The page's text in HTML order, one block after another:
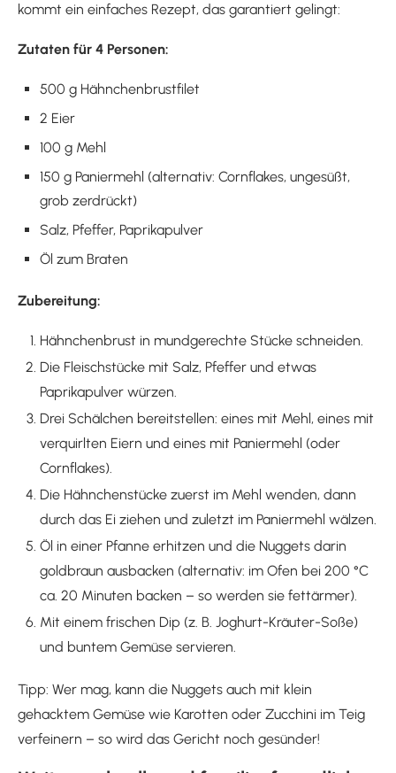
kommt ein einfaches Rezept, das garantiert gelingt:
Zutaten für 4 Personen:
500 g Hähnchenbrustfilet
2 Eier
100 g Mehl
150 g Paniermehl (alternativ: Cornflakes, ungesüßt,
grob zerdrückt)
Salz, Pfeffer, Paprikapulver
Öl zum Braten
Zubereitung:
Hähnchenbrust in mundgerechte Stücke schneiden.
Die Fleischstücke mit Salz, Pfeffer und etwas
Paprikapulver würzen.
Drei Schälchen bereitstellen: eines mit Mehl, eines mit
verquirlten Eiern und eines mit Paniermehl (oder
Cornflakes).
Die Hähnchenstücke zuerst im Mehl wenden, dann
durch das Ei ziehen und zuletzt im Paniermehl wälzen.
Öl in einer Pfanne erhitzen und die Nuggets darin
goldbraun ausbacken (alternativ: im Ofen bei 200 °C
ca. 20 Minuten backen – so werden sie fettärmer).
Mit einem frischen Dip (z. B. Joghurt-Kräuter-Soße)
und buntem Gemüse servieren.
Tipp: Wer mag, kann die Nuggets auch mit klein
gehacktem Gemüse wie Karotten oder Zucchini im Teig
verfeinern – so wird das Gericht noch gesünder!